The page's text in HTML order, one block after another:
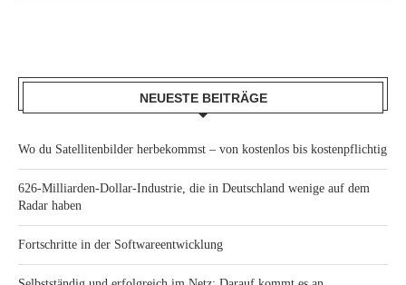
NEUESTE BEITRÄGE
Wo du Satellitenbilder herbekommst – von kostenlos bis kostenpflichtig
626-Milliarden-Dollar-Industrie, die in Deutschland wenige auf dem
Radar haben
Fortschritte in der Softwareentwicklung